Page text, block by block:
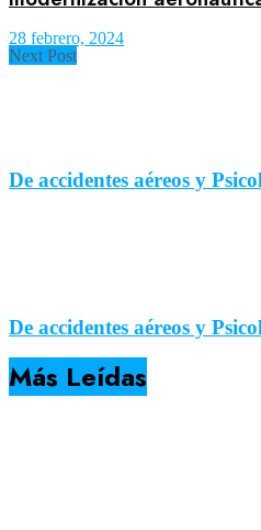
28 febrero, 2024
Next Post
De accidentes aéreos y
De accidentes aéreos y
Más Leídas